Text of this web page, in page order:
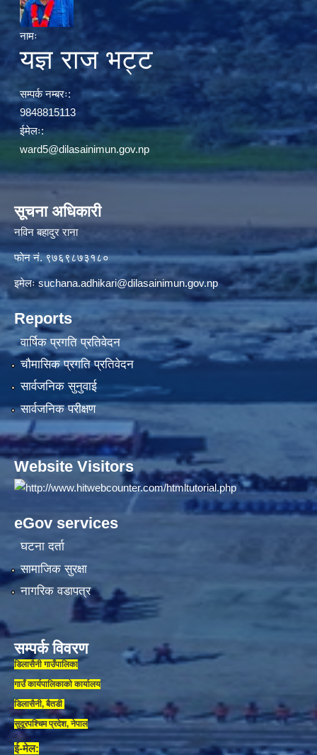
नामः
यज्ञ राज भट्ट
सम्पर्क नम्बरः:
9848815113
ईमेलः:
ward5@dilasainimun.gov.np
सूचना अधिकारी
नविन बहादुर राना
फाेन नं. ९७६९८७३१८०
इमेलःsuchana.adhikari@dilasainimun.gov.np
Reports
वार्षिक प्रगति प्रतिवेदन
चौमासिक प्रगति प्रतिवेदन
सार्वजनिक सुनुवाई
सार्वजनिक परीक्षण
Website Visitors
eGov services
घटना दर्ता
सामाजिक सुरक्षा
नागरिक वडापत्र
सम्पर्क विवरण
डिलासैनी गाउँपालिका
गाउँ कार्यपालिकाकाे कार्यालय
डिलासैनी, बैतडी
सुदूरपश्चिम प्रदेश, नेपाल
ई-मेल: